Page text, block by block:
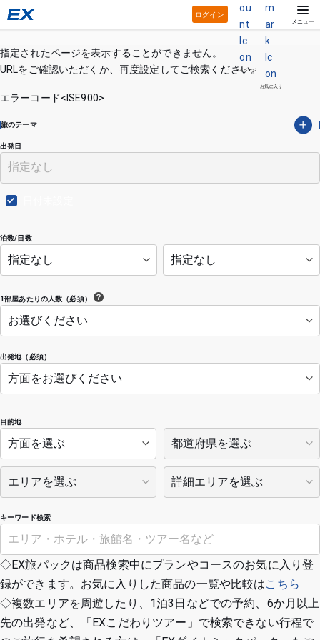
ログイン
マイページ
お気に入り
メニュー
指定されたページを表示することができません。
URLをご確認いただくか、再度設定してご検索ください。
エラーコード<ISE900>
出発地（必須）
出発日
泊数/日数
1部屋あたりの人数（必須）
目的地
キーワード検索
旅のテーマ
◇EX旅パックは商品検索中にプランやコースのお気に入り登
録ができます。お気に入りした商品の一覧や比較はこちら
◇複数エリアを周遊したり、1泊3日などでの予約、6か月以上
先の出発など、「EXこだわりツアー」で検索できない行程で